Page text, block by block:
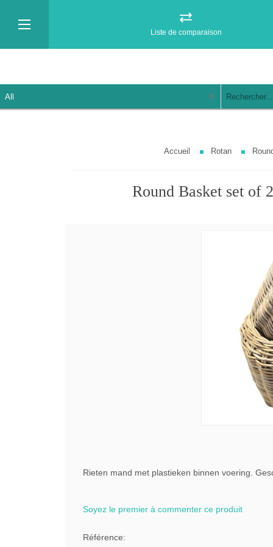
Liste de comparaison
Accueil Rotan
Round Basket set of
Rieten mand met plastieken binnen voering.
Soyez le premier à commenter ce produit
Référence: